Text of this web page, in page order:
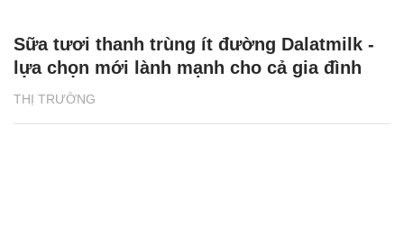
THỊ TRƯỜNG
Sữa tươi thanh trùng ít đường Dalatmilk -
lựa chọn mới lành mạnh cho cả gia đình